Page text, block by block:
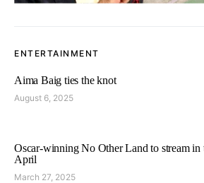
ENTERTAINMENT
Aima Baig ties the knot
August 6, 2025
Oscar-winning No Other Land to stream
April
March 27, 2025